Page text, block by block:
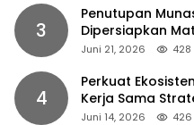
3
Penutupan
Dipersiapkan
Juni 21, 2026 428
4
Perkuat
Kerja Sama
Juni 14, 2026 426